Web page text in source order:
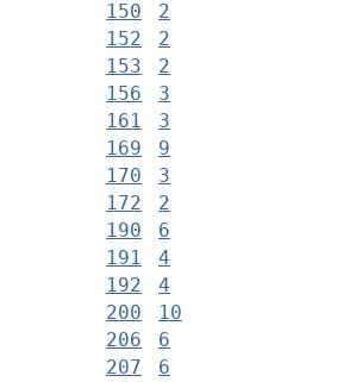
150
2
152
2
153
2
156
3
161
3
169
9
170
3
172
2
190
6
191
4
192
4
200
10
206
6
207
6